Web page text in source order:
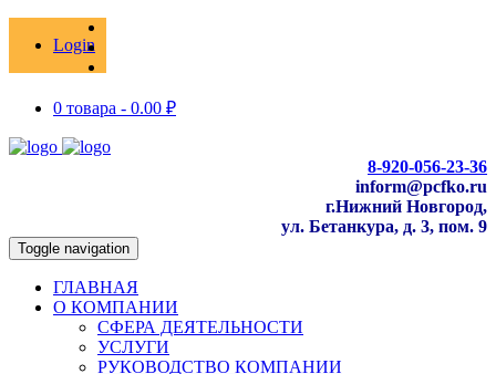
Login
0 товара - 0.00 ₽
8-920-056-23-36
inform@pcfko.ru
г.Нижний Новгород,
ул. Бетанкура, д. 3, пом. 9
Toggle navigation
ГЛАВНАЯ
О КОМПАНИИ
СФЕРА ДЕЯТЕЛЬНОСТИ
УСЛУГИ
РУКОВОДСТВО КОМПАНИИ